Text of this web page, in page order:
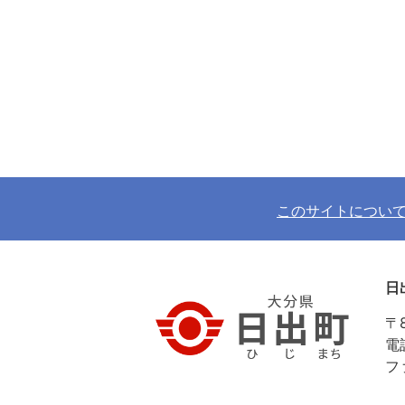
このサイトについ
日
〒
電
フ